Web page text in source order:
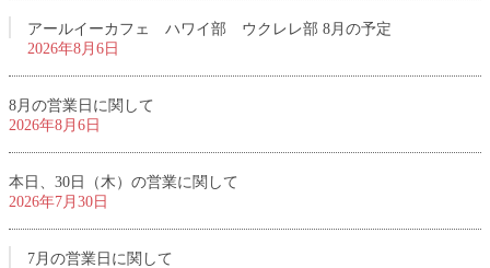
アールイーカフェ ハワイ部 ウクレレ部 8月の予定
2026年8月6日
8月の営業日に関して
2026年8月6日
本日、30日（木）の営業に関して
2026年7月30日
7月の営業日に関して